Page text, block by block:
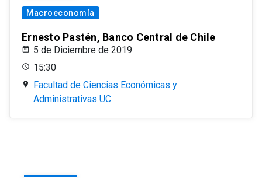
Macroeconomía
Ernesto Pastén, Banco Central de Chile
5 de Diciembre de 2019
15:30
Facultad de Ciencias Económicas y
Administrativas UC